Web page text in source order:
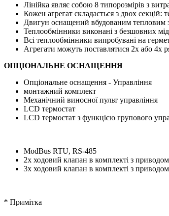
Лінійка являє собою 8 типорозмірів з
Кожен агрегат складається з двох секцій:
Двигун оснащений вбудованим тепловим
Теплообмінники виконані з безшовних
Всі теплообмінники випробувані на
Агрегати можуть поставлятися 2х або 4х
ОПЦІОНАЛЬНЕ ОСНАЩЕННЯ
Опціональне оснащення - Управління
монтажний комплект
Механічний виносної пульт управління
LCD термостат
LCD термостат з функцією групового
ModBus RTU, RS-485
2х ходовий клапан в комплекті з приводом
3х ходовий клапан в комплекті з приводом
* Примітка